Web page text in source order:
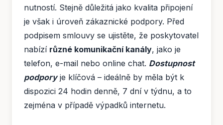
nutností. Stejně důležitá jako kvalita připojení
je však i úroveň zákaznické podpory. Před
podpisem smlouvy se ujistěte, že poskytovatel
nabízí různé komunikační kanály, jako je
telefon, e-mail nebo online chat. Dostupnost
podporyje klíčová – ideálně by měla být k
dispozici 24 hodin denně, 7 dní v týdnu, a to
zejména v případě výpadků internetu.